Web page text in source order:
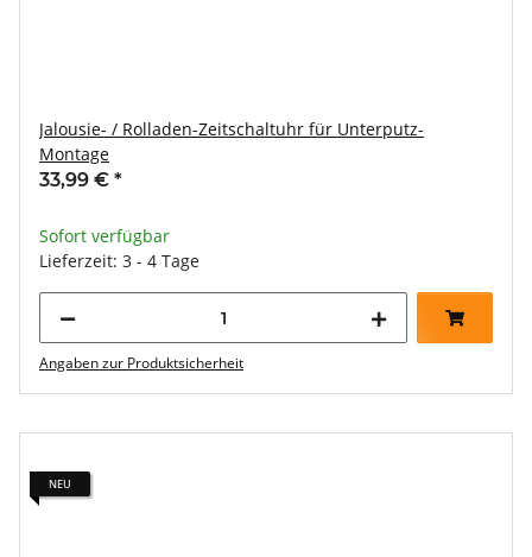
Jalousie- / Rolladen-Zeitschaltuhr für Unterputz-
Montage
33,99 € *
Sofort verfügbar
Lieferzeit: 3 - 4 Tage
Angaben zur Produktsicherheit
NEU